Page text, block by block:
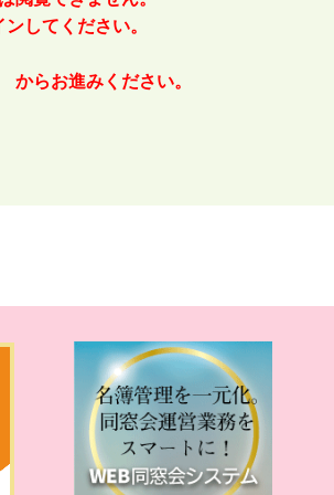
してください。
からお進みください。